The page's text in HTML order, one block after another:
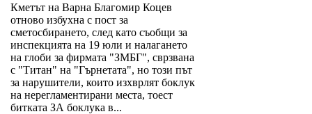
Кметът на Варна Благомир Коцев
отново избухна с пост за
сметосбирането, след като съобщи за
инспекцията на 19 юли и налагането
на глоби за фирмата "ЗМБГ", сврзвана
с "Титан" на "Гърнетата", но този път
за нарушители, които изхврлят боклук
на нерегламентирани места, тоест
битката ЗА боклука в...